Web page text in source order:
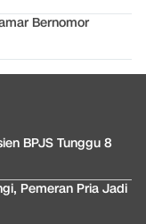
Bernomor
BPJS Tunggu 8
Pemeran Pria Jadi